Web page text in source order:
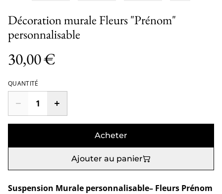
Décoration murale Fleurs "Prénom"
personnalisable
30,00 €
QUANTITÉ
Acheter
Ajouter au panier
Suspension Murale personnalisable– Fleurs Prénom